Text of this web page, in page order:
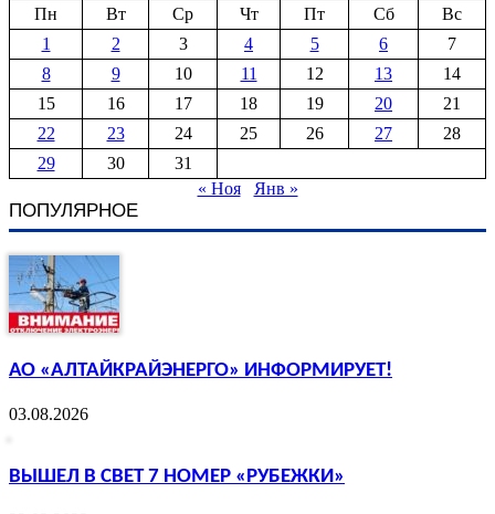
Пн
Вт Ср Чт Пт Сб
Вс
1
2 3 4 5 6
7
8
9 10 11 12 13
14
15
16 17 18 19 20
21
22
23 24 25 26 27
28
29
30
31
« Ноя
Янв »
ПОПУЛЯРНОЕ
АО «АЛТАЙКРАЙЭНЕРГО» ИНФОРМИРУЕТ!
03.08.2026
ВЫШЕЛ В СВЕТ 7 НОМЕР «РУБЕЖКИ»